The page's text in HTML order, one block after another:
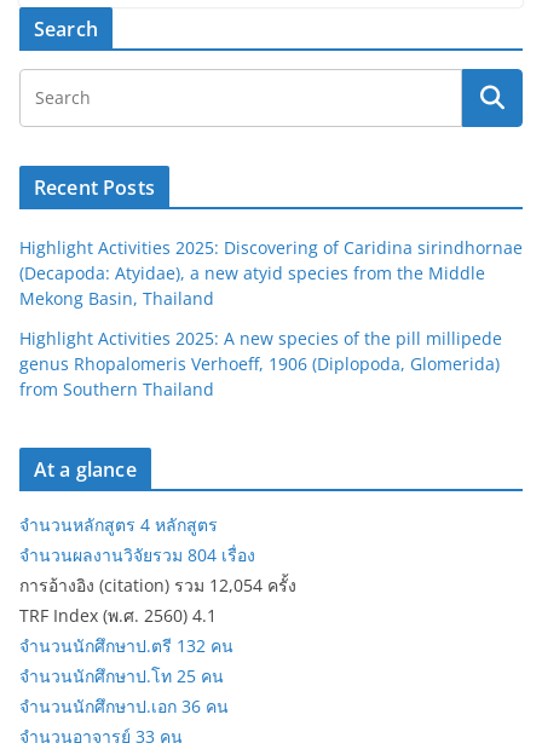
Search
Recent Posts
Highlight Activities 2025: Discovering of Caridina sirindhornae
(Decapoda: Atyidae), a new atyid species from the Middle
Mekong Basin, Thailand
Highlight Activities 2025: A new species of the pill millipede
genus Rhopalomeris Verhoeff, 1906 (Diplopoda, Glomerida)
from Southern Thailand
At a glance
จำนวนหลักสูตร 4 หลักสูตร
จำนวนผลงานวิจัยรวม 804 เรื่อง
การอ้างอิง (citation) รวม 12,054 ครั้ง
TRF Index (พ.ศ. 2560) 4.1
จำนวนนักศึกษาป.ตรี 132 คน
จำนวนนักศึกษาป.โท 25 คน
จำนวนนักศึกษาป.เอก 36 คน
จำนวนอาจารย์ 33 คน